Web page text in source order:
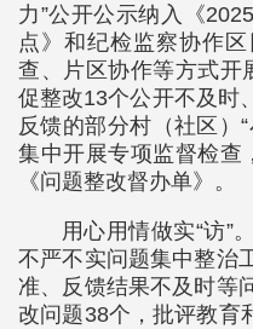
力”公开公示纳入《
点》和纪检监察协作
查、片区协作等方式开
促整改13个公开不及时
反馈的部分村（社区）
集中开展专项监督检查
《问题整改督办单》。
用心用情做实“访”
不严不实问题集中整治
准、反馈结果不及时等
改问题38个，批评教育